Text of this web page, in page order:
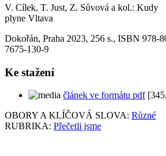
V. Cílek, T. Just, Z. Sůvová a kol.: Kudy
plyne Vltava
Dokořán, Praha 2023, 256 s., ISBN 978-
7675-130-9
Ke stažení
článek ve formátu pdf
OBORY A KLÍČOVÁ SLOVA: Různé
RUBRIKA: Přečetli jsme